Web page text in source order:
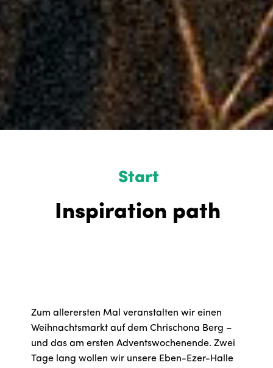
Start
Inspiration path
Zum allerersten Mal veranstalten wir einen
Weihnachtsmarkt auf dem Chrischona Berg –
und das am ersten Adventswochenende. Zwei
Tage lang wollen wir unsere Eben-Ezer-Halle